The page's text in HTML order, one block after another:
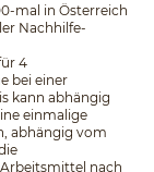
mal in Österreich
Nachhilfe-
4
bei einer
kann abhängig
einmalige
abhängig vom
nach